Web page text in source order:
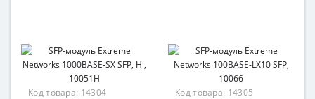
Код товара: 14304 Код товара: 14305